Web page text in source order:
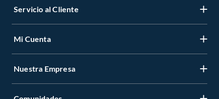
Servicio al Cliente
Mi Cuenta
Nuestra Empresa